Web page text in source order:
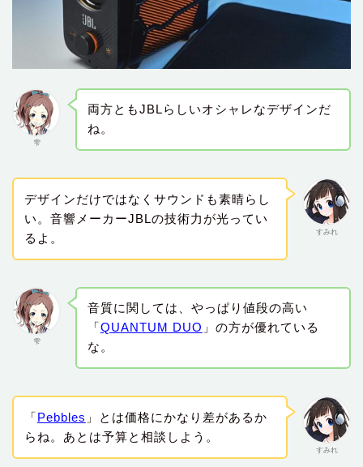
雫
両方ともJBLらしいオシャレなデザインだ
ね。
すみれ
デザインだけではなくサウンドも素晴らし
い。音響メーカーJBLの技術力が光ってい
るよ。
雫
音質に関しては、やっぱり値段の高い
「 QUANTUM DUO 」の方が優れている
な。
すみれ
「Pebbles 」とは価格にかなり差があるか
らね。あとは予算と相談しよう。